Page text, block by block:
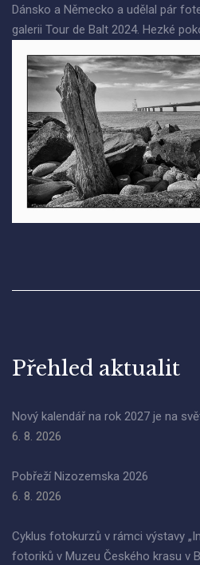
Dánsko a Německo a udělal pár
galerii Tour de Balt 2024. Hezké
Přehled aktualit
Nový kalendář na rok 2027 je na
6. 8. 2026
Pobřeží Nizozemska 2026
6. 8. 2026
Cyklus fotokurzů v rámci výstavy
fotoriků v Muzeu Českého krasu v